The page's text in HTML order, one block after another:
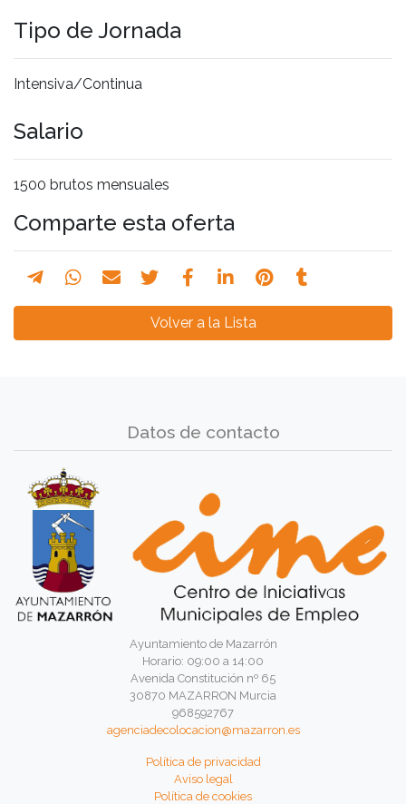
Tipo de Jornada
Intensiva/Continua
Salario
1500 brutos mensuales
Comparte esta oferta
Volver a la Lista
Datos de contacto
Ayuntamiento de Mazarrón
Horario: 09:00 a 14:00
Avenida Constitución nº 65
30870 MAZARRON Murcia
968592767
agenciadecolocacion@mazarron.es
Política de privacidad
Aviso legal
Política de cookies